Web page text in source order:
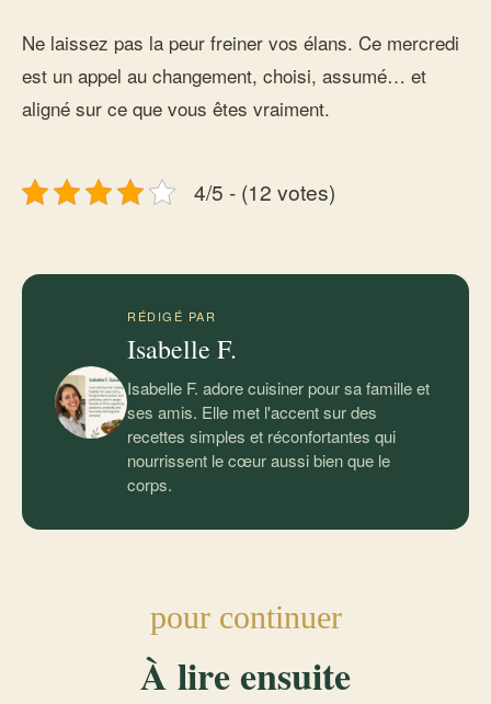
Ne laissez pas la peur freiner vos élans. Ce mercredi
est un appel au changement, choisi, assumé… et
aligné sur ce que vous êtes vraiment.
4/5 - (12 votes)
RÉDIGÉ PAR
Isabelle F.
Isabelle F. adore cuisiner pour sa famille et
ses amis. Elle met l'accent sur des
recettes simples et réconfortantes qui
nourrissent le cœur aussi bien que le
corps.
pour continuer
À lire ensuite